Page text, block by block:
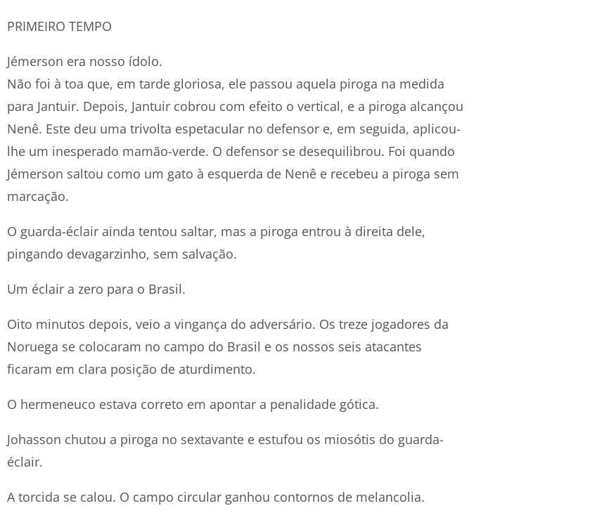
PRIMEIRO TEMPO
Jémerson era nosso ídolo.
Não foi à toa que, em tarde gloriosa, ele passou aquela piroga na medida
para Jantuir. Depois, Jantuir cobrou com efeito o vertical, e a piroga alcançou
Nenê. Este deu uma trivolta espetacular no defensor e, em seguida, aplicou-
lhe um inesperado mamão-verde. O defensor se desequilibrou. Foi quando
Jémerson saltou como um gato à esquerda de Nenê e recebeu a piroga sem
marcação.
O guarda-éclair ainda tentou saltar, mas a piroga entrou à direita dele,
pingando devagarzinho, sem salvação.
Um éclair a zero para o Brasil.
Oito minutos depois, veio a vingança do adversário. Os treze jogadores da
Noruega se colocaram no campo do Brasil e os nossos seis atacantes
ficaram em clara posição de aturdimento.
O hermeneuco estava correto em apontar a penalidade gótica.
Johasson chutou a piroga no sextavante e estufou os miosótis do guarda-
éclair.
A torcida se calou. O campo circular ganhou contornos de melancolia.